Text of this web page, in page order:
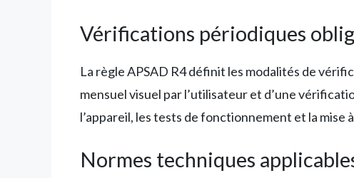
Vérifications périodiques
La règle APSAD R4 définit les modalités de
mensuel visuel par l’utilisateur et d’une
l’appareil, les tests de fonctionnement et la mise
Normes techniques